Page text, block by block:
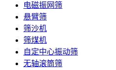
电磁振网筛
悬臂筛
筛沙机
筛煤机
自定中心振动筛
无轴滚筒筛